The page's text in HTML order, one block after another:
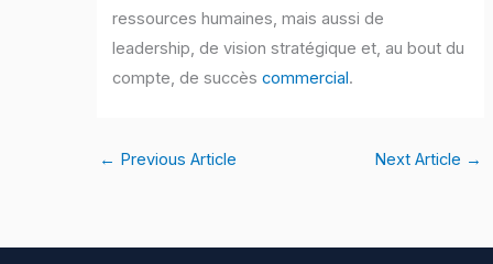
ressources humaines, mais aussi de
leadership, de vision stratégique et, au bout du
compte, de succèscommercial.
← Previous Article Next Article →